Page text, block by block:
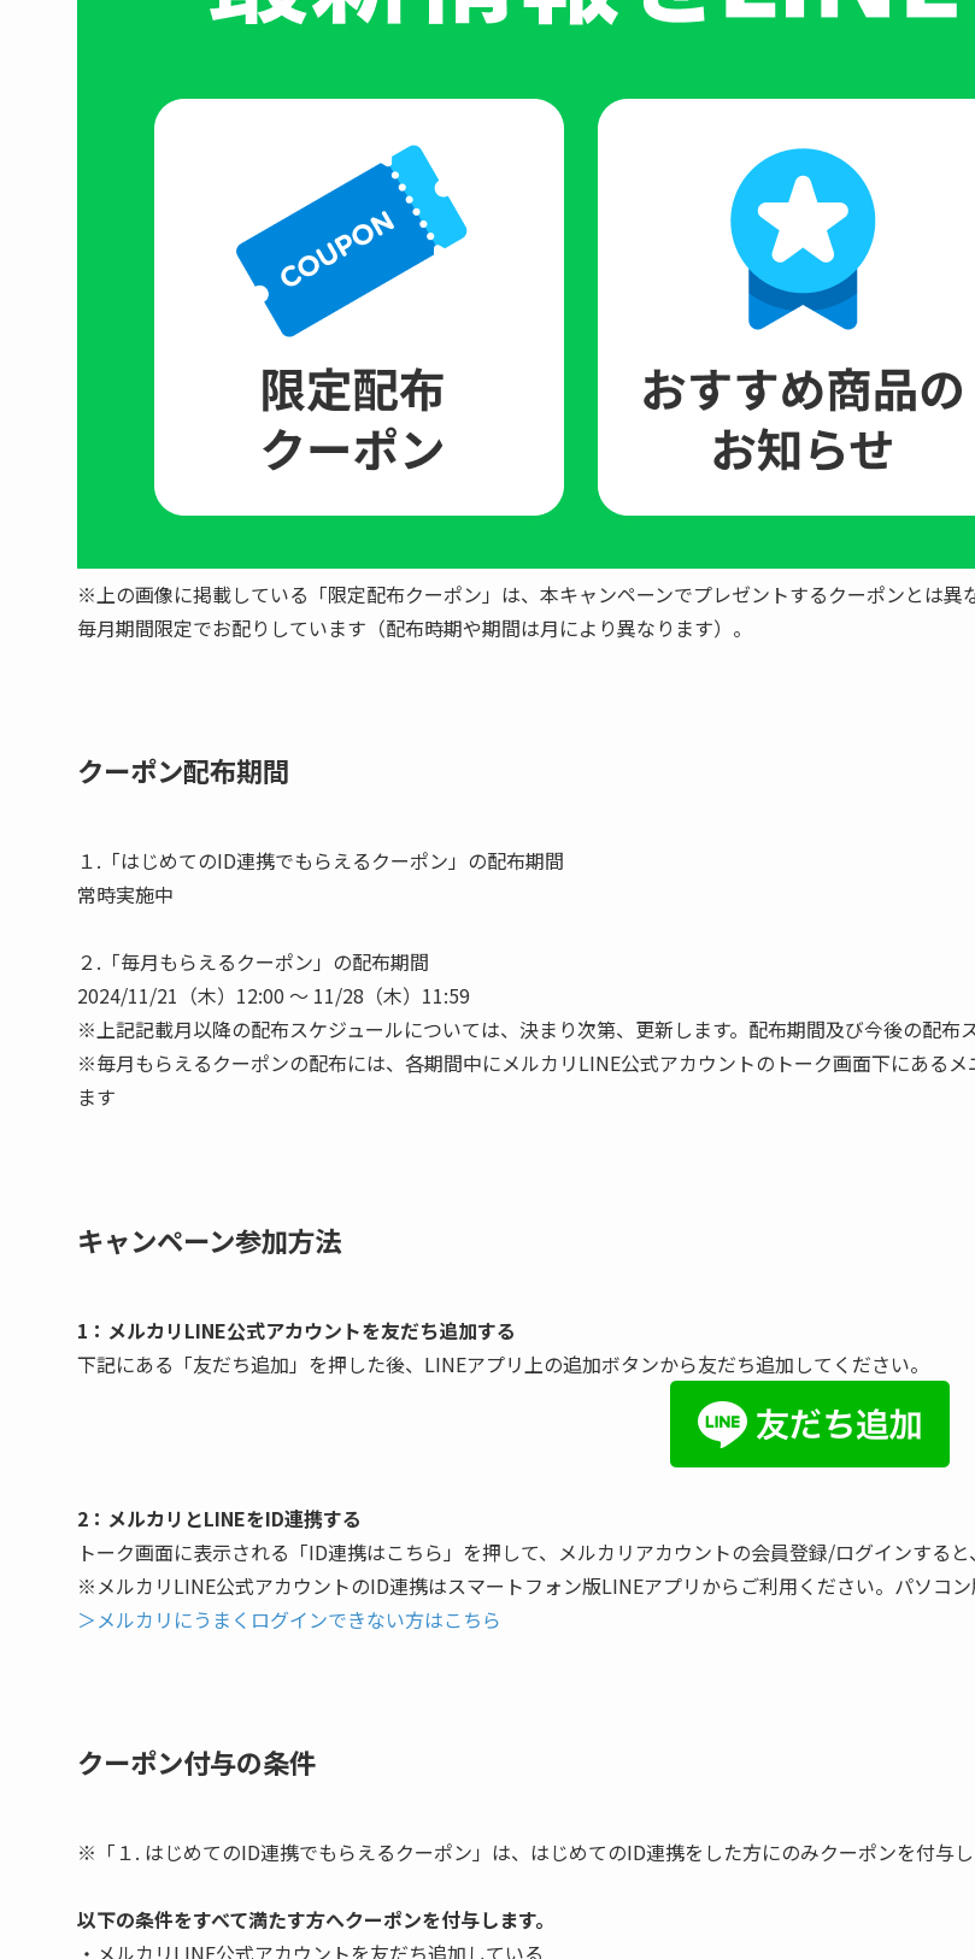
※上の画像に掲載している「限定配布クーポン」は、本キャンペーンでプレゼントするクーポンとは
毎月期間限定でお配りしています（配布時期や期間は月により異なります）。
クーポン配布期間
１.「はじめてのID連携でもらえるクーポン」の配布期間
常時実施中
２.「毎月もらえるクーポン」の配布期間
2024/11/21（木）12:00 ～ 11/28（木）11:59
※上記記載月以降の配布スケジュールについては、決まり次第、更新します。配布期間及び今後の配布
※毎月もらえるクーポンの配布には、各期間中にメルカリLINE公式アカウントのトーク画面下にある
ます
キャンペーン参加方法
1：メルカリLINE公式アカウントを友だち追加する
下記にある「友だち追加」を押した後、LINEアプリ上の追加ボタンから友だち追加してください。
2：メルカリとLINEをID連携する
トーク画面に表示される「ID連携はこちら」を押して、メルカリアカウントの会員登録/ログインする
※メルカリLINE公式アカウントのID連携はスマートフォン版LINEアプリからご利用ください。パソコ
＞メルカリにうまくログインできない方はこちら
クーポン付与の条件
※「１. はじめてのID連携でもらえるクーポン」は、はじめてのID連携をした方にのみクーポンを付与
以下の条件をすべて満たす方へクーポンを付与します。
・メルカリLINE公式アカウントを友だち追加している